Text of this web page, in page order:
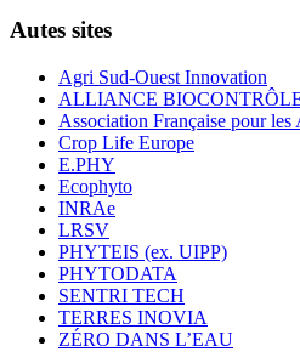
Autes sites
Agri Sud-Ouest Innovation
ALLIANCE
Association Française pour
Crop Life Europe
E.PHY
Ecophyto
INRAe
LRSV
PHYTEIS (ex. UIPP)
PHYTODATA
SENTRI TECH
TERRES INOVIA
ZÉRO DANS L’EAU